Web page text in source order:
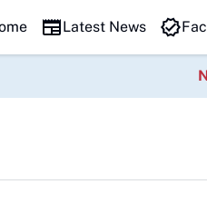
Pemkab Barito Utara
Latest News